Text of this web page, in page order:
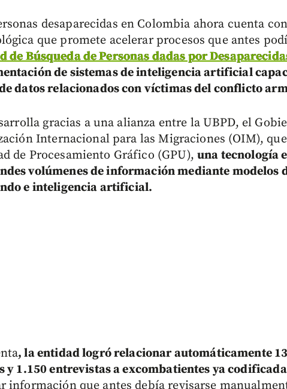
desaparecidas en Colombia ahora cuenta
que promete acelerar procesos que antes
de Búsqueda de Personas dadas por
de sistemas de inteligencia artificial
datos relacionados con víctimas del conflicto
gracias a una alianza entre la UBPD, el
Internacional para las Migraciones (OIM),
de Procesamiento Gráfico (GPU), una tecnología
volúmenes de información mediante modelos
e inteligencia artificial.
, la entidad logró relacionar automáticamente
y 1.150 entrevistas a excombatientes ya
información que antes debía revisarse